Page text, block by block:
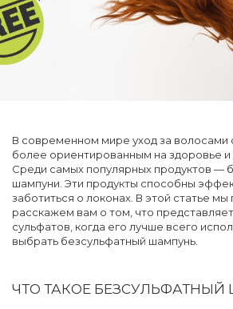
В современном мире уход за волосами
более ориентированным на здоровье и
Среди самых популярных продуктов —
шампуни. Эти продукты способны
заботиться о локонах. В этой статье
расскажем вам о том, что
сульфатов, когда его лучше всего
выбрать безсульфатный шампунь.
ЧТО ТАКОЕ